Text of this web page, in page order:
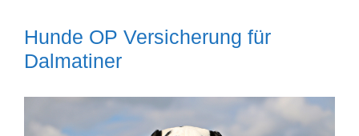
Hunde OP Versicherung für
Dalmatiner